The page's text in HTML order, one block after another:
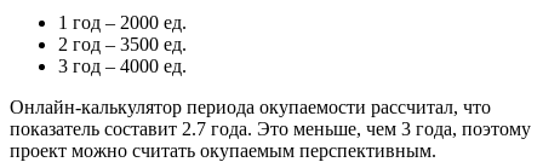
1 год – 2000 ед.
2 год – 3500 ед.
3 год – 4000 ед.
Онлайн-калькулятор периода окупаемости рассчитал, что
показатель составит 2.7 года. Это меньше, чем 3 года, поэтому
проект можно считать окупаемым перспективным.